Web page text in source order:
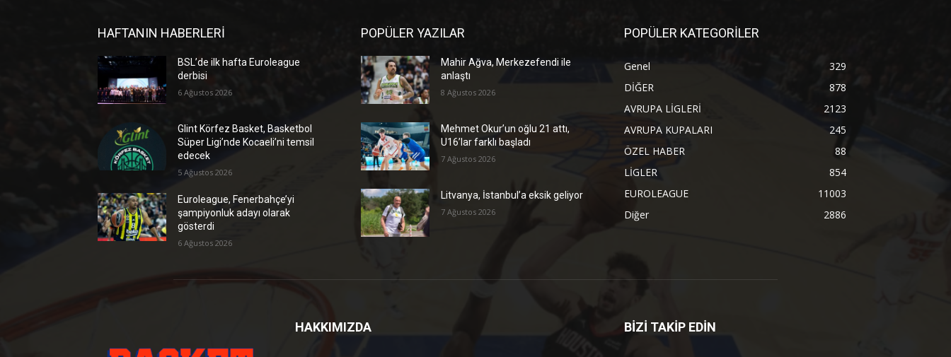
HAFTANIN HABERLERİ
BSL’de ilk hafta Euroleague
derbisi
6 Ağustos 2026
Glint Körfez Basket, Basketbol
Süper Ligi’nde Kocaeli’ni temsil
edecek
5 Ağustos 2026
Euroleague, Fenerbahçe’yi
şampiyonluk adayı olarak
gösterdi
6 Ağustos 2026
POPÜLER YAZILAR
Mahir Ağva, Merkezefendi ile
anlaştı
8 Ağustos 2026
Mehmet Okur’un oğlu 21 attı,
U16’lar farklı başladı
7 Ağustos 2026
Litvanya, İstanbul’a eksik geliyor
7 Ağustos 2026
POPÜLER KATEGORİLER
Genel
329
DİĞER
878
AVRUPA LİGLERİ
2123
AVRUPA KUPALARI
245
ÖZEL HABER
88
LİGLER
854
EUROLEAGUE
11003
Diğer
2886
HAKKIMIZDA BİZİ TAKİP EDİN